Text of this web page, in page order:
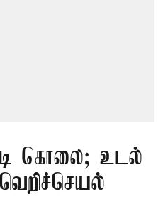
கொலை; உடல்